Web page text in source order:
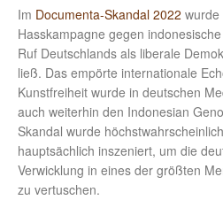
Im Documenta-Skandal 2022 wurde
Hasskampagne gegen
Ruf Deutschlands als liberale
ließ. Das empörte internationale
Kunstfreiheit wurde in deutschen
auch weiterhin den Indonesian
Skandal wurde
hauptsächlich inszeniert, um die
Verwicklung in eines der größten
zu vertuschen.